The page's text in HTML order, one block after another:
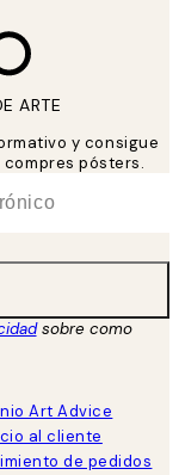
ARTE
y consigue
compres pósters.
sobre como
Art Advice
al cliente
de pedidos